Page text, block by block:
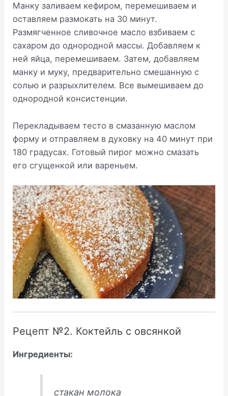
Манку заливаем кефиром, перемешиваем и
оставляем размокать на 30 минут.
Размягченное сливочное масло взбиваем с
сахаром до однородной массы. Добавляем к
ней яйца, перемешиваем. Затем, добавляем
манку и муку, предварительно смешанную с
солью и разрыхлителем. Все вымешиваем до
однородной консистенции.
Перекладываем тесто в смазанную маслом
форму и отправляем в духовку на 40 минут при
180 градусах. Готовый пирог можно смазать
его сгущенкой или вареньем.
Рецепт №2. Коктейль с овсянкой
Ингредиенты:
стакан молока